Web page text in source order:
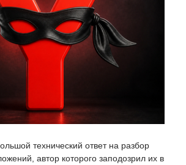
технический ответ на разбор
автор которого заподозрил их в